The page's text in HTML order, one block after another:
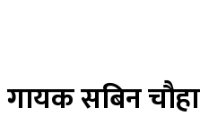
गायक सबिन